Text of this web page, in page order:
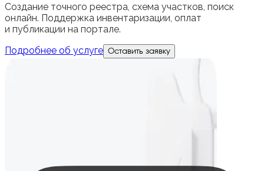
Создание точного реестра, схема участков, поиск
онлайн. Поддержка инвентаризации, оплат
и публикации на портале.
Подробнее об услуге Оставить заявку